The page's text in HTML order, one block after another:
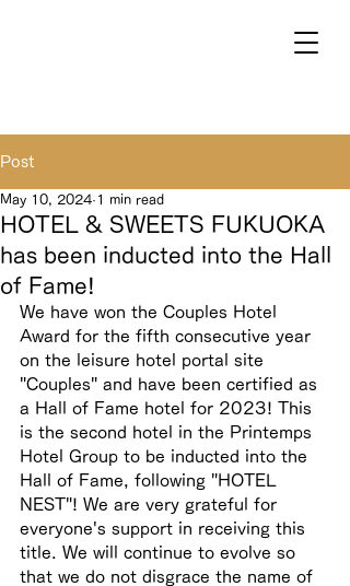
Post
HOTEL & SWEETS FUKUOKA
has been inducted into the Hall
of Fame!
May 10, 2024 1 min read
We have won the Couples Hotel
Award for the fifth consecutive year
on the leisure hotel portal site
"Couples" and have been certified as
a Hall of Fame hotel for 2023! This
is the second hotel in the Printemps
Hotel Group to be inducted into the
Hall of Fame, following "HOTEL
NEST"! We are very grateful for
everyone's support in receiving this
title. We will continue to evolve so
that we do not disgrace the name of